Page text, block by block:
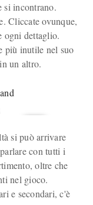
si incontrano.
Cliccate ovunque,
ogni dettaglio.
più inutile nel suo
un altro.
si può arrivare
con tutti i
oltre che
nel gioco.
e secondari, c'è